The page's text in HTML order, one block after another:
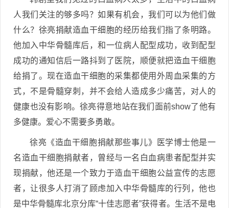
人我们关注的够多吗？如果有机会，我们可以为他们做
什么？徐亮捐献造血干细胞的经历给我们指了条明路。
他加入中华骨髓库后，和一位病人配型成功，收到配型
成功的通知信后一路抖到了医院，顺便就把造血干细胞
给捐了。现在造血干细胞的采集都使用外周血采集的方
式，不是骨髓穿刺，并不会给人造成多少痛苦，对人的
健康也没有影响。徐亮得意地站在我们面前show了他有
多健康。爱心不需要多勇敢。
徐亮《造血干细胞捐献那些事儿》医学博士他是一
名造血干细胞捐献者，曾经与一名白血病患者配型并实
现捐献，他还是一个致力于造血干细胞公益宣传的志愿
者，让很多人打消了顾虑加入中华骨髓库的行列，他也
是中华骨髓库北京分库“十佳志愿者”获得者。生活不是电